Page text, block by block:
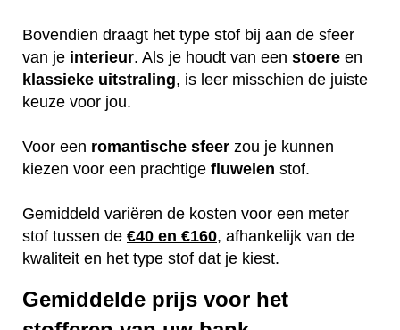
Bovendien draagt het type stof bij aan de sfeer
van je interieur. Als je houdt van een stoere en
klassieke uitstraling, is leer misschien de juiste
keuze voor jou.
Voor een romantische sfeer zou je kunnen
kiezen voor een prachtige fluwelen stof.
Gemiddeld variëren de kosten voor een meter
stof tussen de €40 en €160, afhankelijk van de
kwaliteit en het type stof dat je kiest.
Gemiddelde prijs voor het